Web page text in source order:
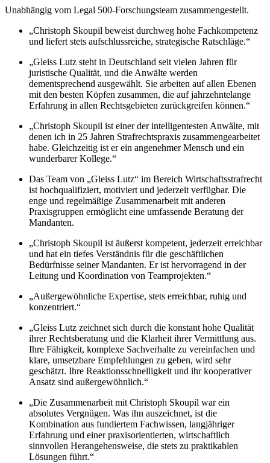
Unabhängig vom Legal 500-Forschungsteam zusammengestellt.
„Christoph Skoupil beweist durchweg hohe Fachkompetenz
und liefert stets aufschlussreiche, strategische Ratschläge.“
„Gleiss Lutz steht in Deutschland seit vielen Jahren für
juristische Qualität, und die Anwälte werden
dementsprechend ausgewählt. Sie arbeiten auf allen Ebenen
mit den besten Köpfen zusammen, die auf jahrzehntelange
Erfahrung in allen Rechtsgebieten zurückgreifen können.“
„Christoph Skoupil ist einer der intelligentesten Anwälte, mit
denen ich in 25 Jahren Strafrechtspraxis zusammengearbeitet
habe. Gleichzeitig ist er ein angenehmer Mensch und ein
wunderbarer Kollege.“
Das Team von „Gleiss Lutz“ im Bereich Wirtschaftsstrafrecht
ist hochqualifiziert, motiviert und jederzeit verfügbar. Die
enge und regelmäßige Zusammenarbeit mit anderen
Praxisgruppen ermöglicht eine umfassende Beratung der
Mandanten.
„Christoph Skoupil ist äußerst kompetent, jederzeit erreichbar
und hat ein tiefes Verständnis für die geschäftlichen
Bedürfnisse seiner Mandanten. Er ist hervorragend in der
Leitung und Koordination von Teamprojekten.“
„Außergewöhnliche Expertise, stets erreichbar, ruhig und
konzentriert.“
„Gleiss Lutz zeichnet sich durch die konstant hohe Qualität
ihrer Rechtsberatung und die Klarheit ihrer Vermittlung aus.
Ihre Fähigkeit, komplexe Sachverhalte zu vereinfachen und
klare, umsetzbare Empfehlungen zu geben, wird sehr
geschätzt. Ihre Reaktionsschnelligkeit und ihr kooperativer
Ansatz sind außergewöhnlich.“
„Die Zusammenarbeit mit Christoph Skoupil war ein
absolutes Vergnügen. Was ihn auszeichnet, ist die
Kombination aus fundiertem Fachwissen, langjähriger
Erfahrung und einer praxisorientierten, wirtschaftlich
sinnvollen Herangehensweise, die stets zu praktikablen
Lösungen führt.“